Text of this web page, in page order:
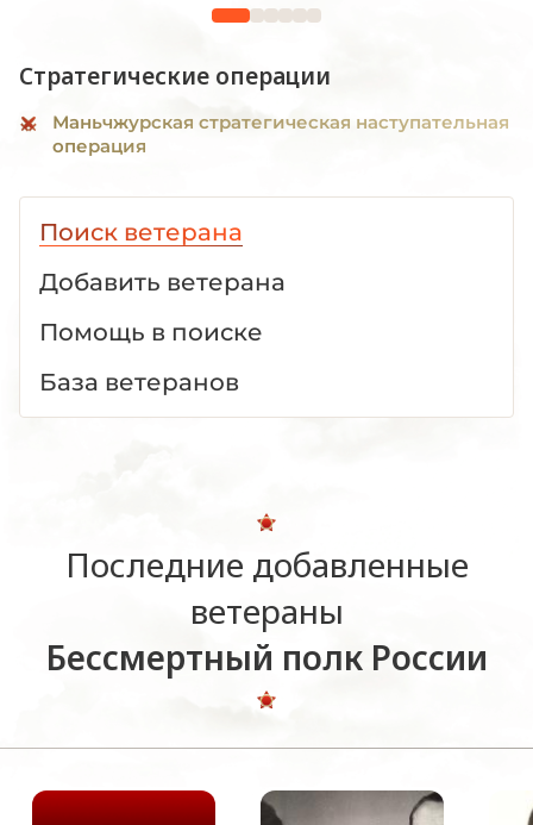
Стратегические операции
Маньчжурская стратегическая наступательная
операция
Поиск ветерана
Добавить ветерана
Помощь в поиске
База ветеранов
Последние добавленные
ветераны
Бессмертный полк России